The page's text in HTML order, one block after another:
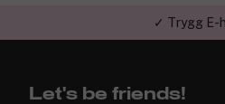
✓ Trygg E-
Let's be friends!